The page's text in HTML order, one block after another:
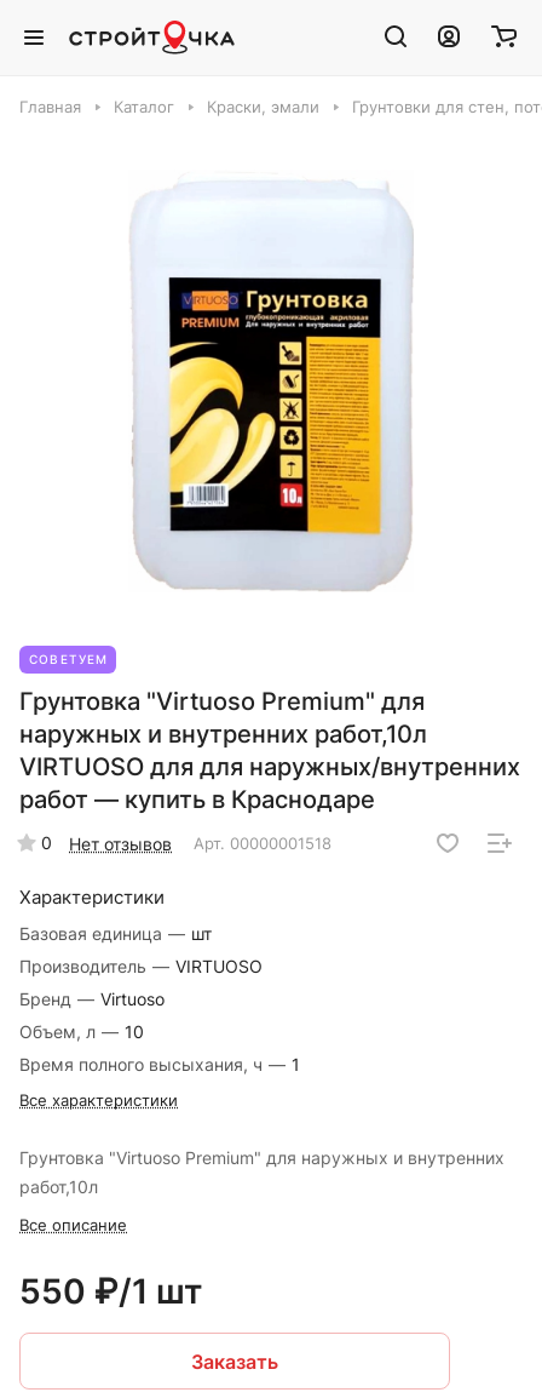
Главная Каталог Краски, эмали Грунтовки для стен,
СОВЕТУЕМ
Грунтовка "Virtuoso Premium" для
наружных и внутренних работ,10л
VIRTUOSO для для наружных/внутренних
работ — купить в Краснодаре
0 Нет отзывов Арт. 00000001518
Характеристики
Базовая единица — шт
Производитель — VIRTUOSO
Бренд — Virtuoso
Объем, л — 10
Время полного высыхания, ч — 1
Все характеристики
Грунтовка "Virtuoso Premium" для наружных и внутренних
работ,10л
Все описание
550 ₽/1 шт
Заказать